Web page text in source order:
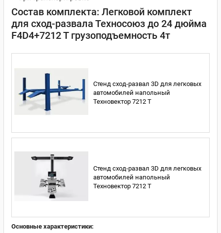
Состав комплекта: Легковой комплект
для сход-развала Техносоюз до 24 дюйма
F4D4+7212 T грузоподъемность 4т
Стенд сход-развал 3D для легковых
автомобилей напольный
Техновектор 7212 T
Стенд сход-развал 3D для легковых
автомобилей напольный
Техновектор 7212 T
Основные характеристики: